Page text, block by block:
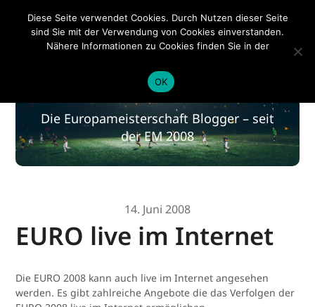
EM 2020
EM 2020
Die Europameisterschaft Blogger – seit
der EM 2008
14. Juni 2008
EURO live im Internet
Die EURO 2008 kann auch live im Internet angesehen
werden. Es gibt zahlreiche Angebote die das Verfolgen der
Diese Seite verwendet Cookies. Durch Nutzen dieser Seite
sind Sie mit der Verwendung von Cookies einverstanden.
Nähere Informationen zu Cookies finden Sie in der
OK